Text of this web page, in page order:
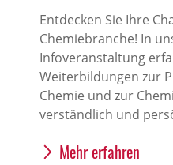
Entdecken Sie Ihre
Chemiebranche! In
Infoveranstaltung
Weiterbildungen zur
Chemie und zur
verständlich und
Mehr erfahren